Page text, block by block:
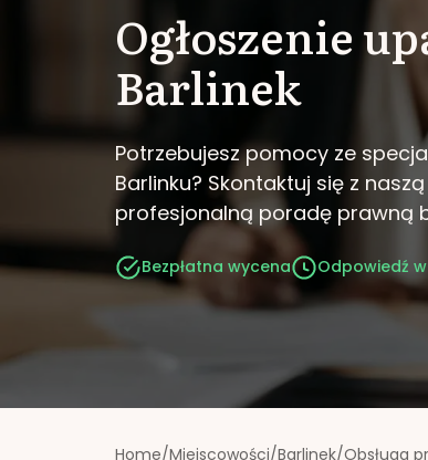
Ogłoszenie
Barlinek
Potrzebujesz pomocy ze
Barlinku? Skontaktuj się z
profesjonalną poradę prawną
Bezpłatna wycena Odpowiedź
Home/Miejscowości/Barlinek/Obsługa